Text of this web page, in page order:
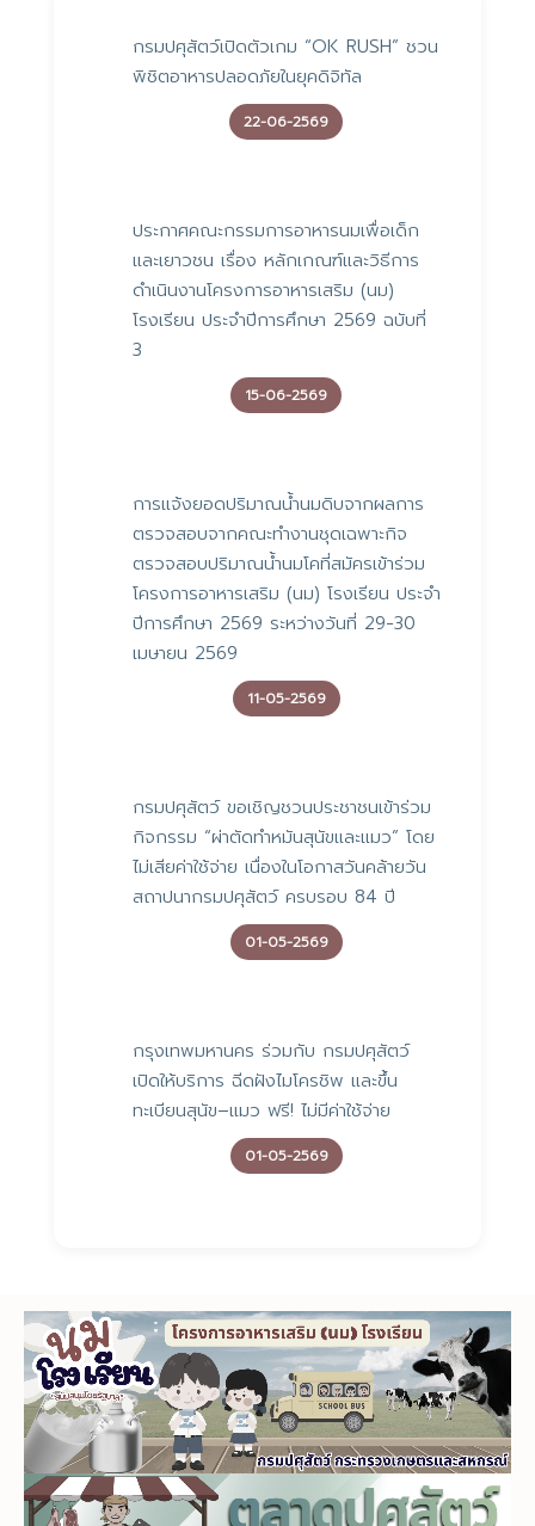
กรมปศุสัตว์เปิดตัวเกม “OK RUSH” ชวน
พิชิตอาหารปลอดภัยในยุคดิจิทัล
22-06-2569
ประกาศคณะกรรมการอาหารนมเพื่อเด็ก
และเยาวชน เรื่อง หลักเกณฑ์และวิธีการ
ดำเนินงานโครงการอาหารเสริม (นม)
โรงเรียน ประจำปีการศึกษา 2569 ฉบับที่
3
15-06-2569
การแจ้งยอดปริมาณน้ำนมดิบจากผลการ
ตรวจสอบจากคณะทำงานชุดเฉพาะกิจ
ตรวจสอบปริมาณน้ำนมโคที่สมัครเข้าร่วม
โครงการอาหารเสริม (นม) โรงเรียน ประจำ
ปีการศึกษา 2569 ระหว่างวันที่ 29-30
เมษายน 2569
11-05-2569
กรมปศุสัตว์ ขอเชิญชวนประชาชนเข้าร่วม
กิจกรรม “ผ่าตัดทำหมันสุนัขและแมว” โดย
ไม่เสียค่าใช้จ่าย เนื่องในโอกาสวันคล้ายวัน
สถาปนากรมปศุสัตว์ ครบรอบ 84 ปี
01-05-2569
กรุงเทพมหานคร ร่วมกับ กรมปศุสัตว์
เปิดให้บริการ ฉีดฝังไมโครชิพ และขึ้น
ทะเบียนสุนัข–แมว ฟรี! ไม่มีค่าใช้จ่าย
01-05-2569